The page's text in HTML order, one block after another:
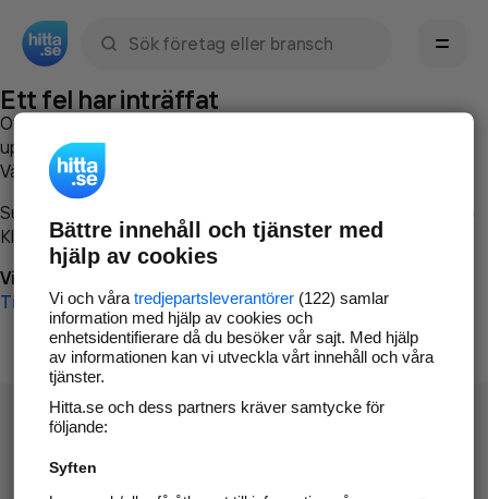
Ett fel har inträffat
Om du vill kan du
uppstod så att vi lättare och snabbare kan avhjälpa det.
Vänligen försök med följande:
Surfa till
Klicka påTillbaka-knappen i webbläsaren och försök igen
Vi beklagar besväret!
Till startsidan
Hitta.se - Gratis nummerupplysning.
Bättre innehåll och tjänster med
hjälp av cookies
Vi och våra tredjepartsleverantörer(122) samlar
information med hjälp av cookies och
enhetsidentifierare då du besöker vår sajt. Med hjälp
av informationen kan vi utveckla vårt innehåll och våra
tjänster.
Hitta.se och dess partners kräver samtycke för
följande:
Syften